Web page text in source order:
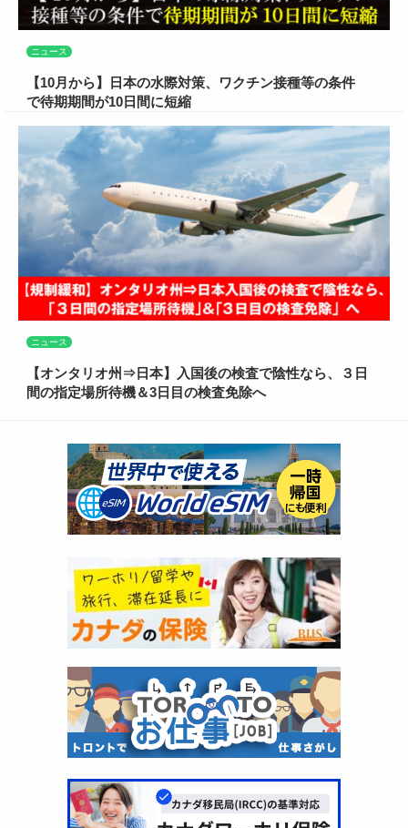
ニュース
【10月から】日本の水際対策、ワクチン接種等の条件
で待期期間が10日間に短縮
ニュース
【オンタリオ州⇒日本】入国後の検査で陰性なら、３日
間の指定場所待機＆3日目の検査免除へ